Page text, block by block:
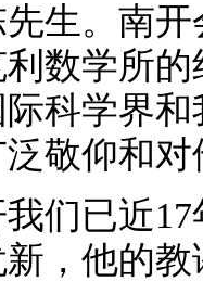
生。南
数学所
科学界
敬仰和
已近17
，他的